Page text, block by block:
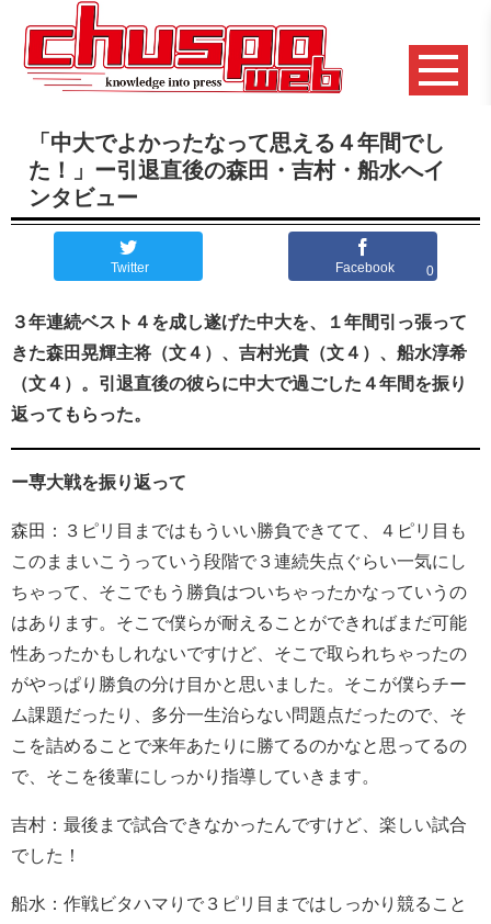
「中大でよかったなって思える４年間でし
た！」ー引退直後の森田・吉村・船水へイ
ンタビュー
Twitter Facebook 0
３年連続ベスト４を成し遂げた中大を、１年間引っ張って
きた森田晃輝主将（文４）、吉村光貴（文４）、船水淳希
（文４）。引退直後の彼らに中大で過ごした４年間を振り
返ってもらった。
ー専大戦を振り返って
森田：３ピリ目まではもういい勝負できてて、４ピリ目も
このままいこうっていう段階で３連続失点ぐらい一気にし
ちゃって、そこでもう勝負はついちゃったかなっていうの
はあります。そこで僕らが耐えることができればまだ可能
性あったかもしれないですけど、そこで取られちゃったの
がやっぱり勝負の分け目かと思いました。そこが僕らチー
ム課題だったり、多分一生治らない問題点だったので、そ
こを詰めることで来年あたりに勝てるのかなと思ってるの
で、そこを後輩にしっかり指導していきます。
吉村：最後まで試合できなかったんですけど、楽しい試合
でした！
船水：作戦ビタハマりで３ピリ目まではしっかり競ること